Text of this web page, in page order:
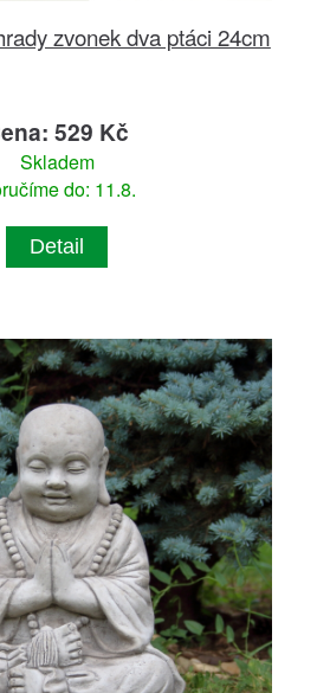
zvonek dva ptáci 24cm
529 Kč
Skladem
do: 11.8.
Detail